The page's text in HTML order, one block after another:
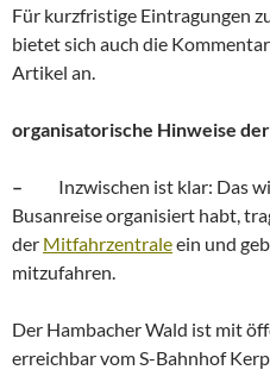
Für kurzfristige Eintragungen
bietet sich auch die
Artikel an.
organisatorische Hinweise
–
Inzwischen ist klar: Das
Busanreise organisiert habt,
der Mitfahrzentraleein und
mitzufahren.
Der Hambacher Wald ist mit
erreichbar vom S-Bahnhof